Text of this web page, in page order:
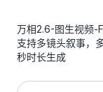
万相2.6-图生视频-
支持多镜头叙事，
秒时长生成